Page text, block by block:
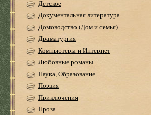
Детское
Документальная литература
Домоводство (Дом и семья)
Драматургия
Компьютеры и Интернет
Любовные романы
Наука, Образование
Поэзия
Приключения
Проза